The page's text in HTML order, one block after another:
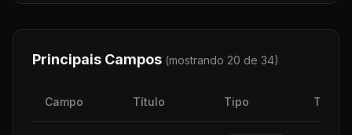
Principais Campos (mostrando 20 de 34)
Campo Título Tipo